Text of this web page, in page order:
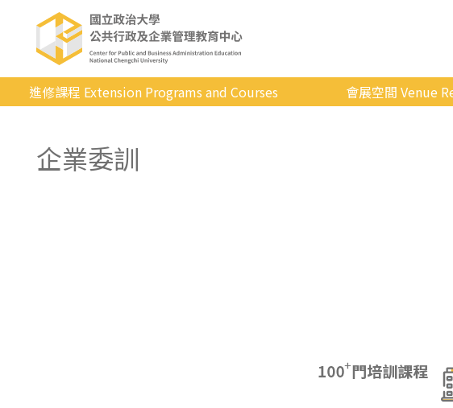
進修課程 Extension Programs and Courses
專業/學分
會展空間 Venue
企業委訓